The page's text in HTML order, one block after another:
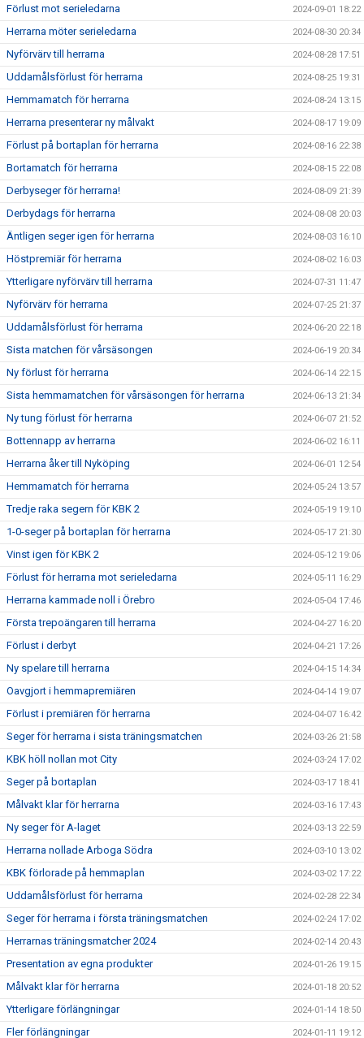
Förlust mot serieledarna 2024-09-01 18:22
Herrarna möter serieledarna 2024-08-30 20:34
Nyförvärv till herrarna 2024-08-28 17:51
Uddamålsförlust för herrarna 2024-08-25 19:31
Hemmamatch för herrarna 2024-08-24 13:15
Herrarna presenterar ny målvakt 2024-08-17 19:09
Förlust på bortaplan för herrarna 2024-08-16 22:38
Bortamatch för herrarna 2024-08-15 22:08
Derbyseger för herrarna! 2024-08-09 21:39
Derbydags för herrarna 2024-08-08 20:03
Äntligen seger igen för herrarna 2024-08-03 16:10
Höstpremiär för herrarna 2024-08-02 16:03
Ytterligare nyförvärv till herrarna 2024-07-31 11:47
Nyförvärv för herrarna 2024-07-25 21:37
Uddamålsförlust för herrarna 2024-06-20 22:18
Sista matchen för vårsäsongen 2024-06-19 20:34
Ny förlust för herrarna 2024-06-14 22:15
Sista hemmamatchen för vårsäsongen för herrarna 2024-06-13 21:34
Ny tung förlust för herrarna 2024-06-07 21:52
Bottennapp av herrarna 2024-06-02 16:11
Herrarna åker till Nyköping 2024-06-01 12:54
Hemmamatch för herrarna 2024-05-24 13:57
Tredje raka segern för KBK 2 2024-05-19 19:10
1-0-seger på bortaplan för herrarna 2024-05-17 21:30
Vinst igen för KBK 2 2024-05-12 19:06
Förlust för herrarna mot serieledarna 2024-05-11 16:29
Herrarna kammade noll i Örebro 2024-05-04 17:46
Första trepoängaren till herrarna 2024-04-27 16:20
Förlust i derbyt 2024-04-21 17:26
Ny spelare till herrarna 2024-04-15 14:34
Oavgjort i hemmapremiären 2024-04-14 19:07
Förlust i premiären för herrarna 2024-04-07 16:42
Seger för herrarna i sista träningsmatchen 2024-03-26 21:58
KBK höll nollan mot City 2024-03-24 17:02
Seger på bortaplan 2024-03-17 18:41
Målvakt klar för herrarna 2024-03-16 17:43
Ny seger för A-laget 2024-03-13 22:59
Herrarna nollade Arboga Södra 2024-03-10 13:02
KBK förlorade på hemmaplan 2024-03-02 17:22
Uddamålsförlust för herrarna 2024-02-28 22:34
Seger för herrarna i första träningsmatchen 2024-02-24 17:02
Herrarnas träningsmatcher 2024 2024-02-14 20:43
Presentation av egna produkter 2024-01-26 19:15
Målvakt klar för herrarna 2024-01-18 20:52
Ytterligare förlängningar 2024-01-14 18:50
Fler förlängningar 2024-01-11 19:12